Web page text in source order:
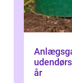
Anlægsgartner
år